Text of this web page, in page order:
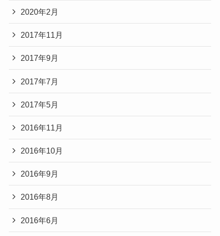
2020年2月
2017年11月
2017年9月
2017年7月
2017年5月
2016年11月
2016年10月
2016年9月
2016年8月
2016年6月